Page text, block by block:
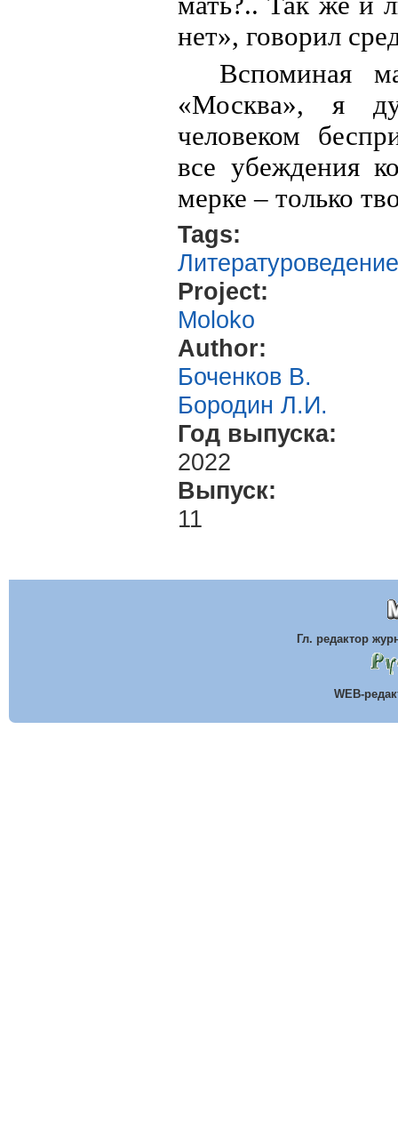
нет», говорил
Вспоминая
«Москва», я
человеком
все убеждения
мерке – только
Tags:
Литературоведение
Project:
Moloko
Author:
Боченков В.
Бородин Л.И.
Год выпуска:
2022
Выпуск:
11
Гл. редактор
WEB-